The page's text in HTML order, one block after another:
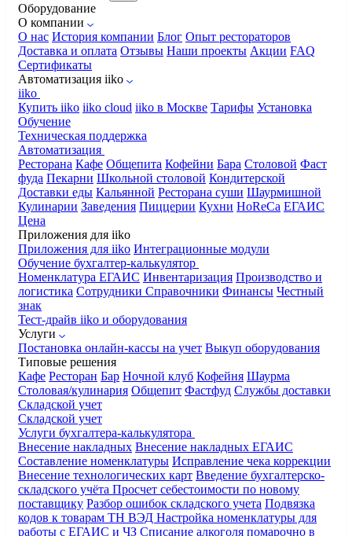
Оборудование
О компании
О нас История компании Блог Опыт рестораторов
Доставка и оплата Отзывы Наши проекты Акции FAQ
Сертификаты
Автоматизация iiko
iiko
Купить iiko iiko cloud iiko в Москве Тарифы Установка
Обучение
Техническая поддержка
Автоматизация
Ресторана Кафе Общепита Кофейни Бара Столовой Фаст
фуда Пекарни Школьной столовой Кондитерской
Доставки еды Кальянной Ресторана суши Шаурмишной
Кулинарии Заведения Пиццерии Кухни HoReCa ЕГАИС
Цена
Приложения для iiko
Приложения для iiko Интеграционные модули
Обучение бухгалтер-калькулятор
Номенклатура ЕГАИС Инвентаризация Производство и
логистика Сотрудники Справочники Финансы Честный
знак
Тест-драйв iiko и оборудования
Услуги
Постановка онлайн-кассы на учет Выкуп оборудования
Типовые решения
Кафе Ресторан Бар Ночной клуб Кофейня Шаурма
Столовая/кулинария Общепит Фастфуд Службы доставки
Складской учет
Складской учет
Услуги бухгалтера-калькулятора
Внесение накладных Внесение накладных ЕГАИС
Составление номенклатуры Исправление чека коррекции
Внесение технологических карт Введение бухгалтерско-
складского учёта Просчет себестоимости по новому
поставщику Разбор ошибок складского учета Подвязка
кодов к товарам ТН ВЭД Настройка номенклатуры для
работы с ЕГАИС и ЧЗ Списание алкоголя помарочно в